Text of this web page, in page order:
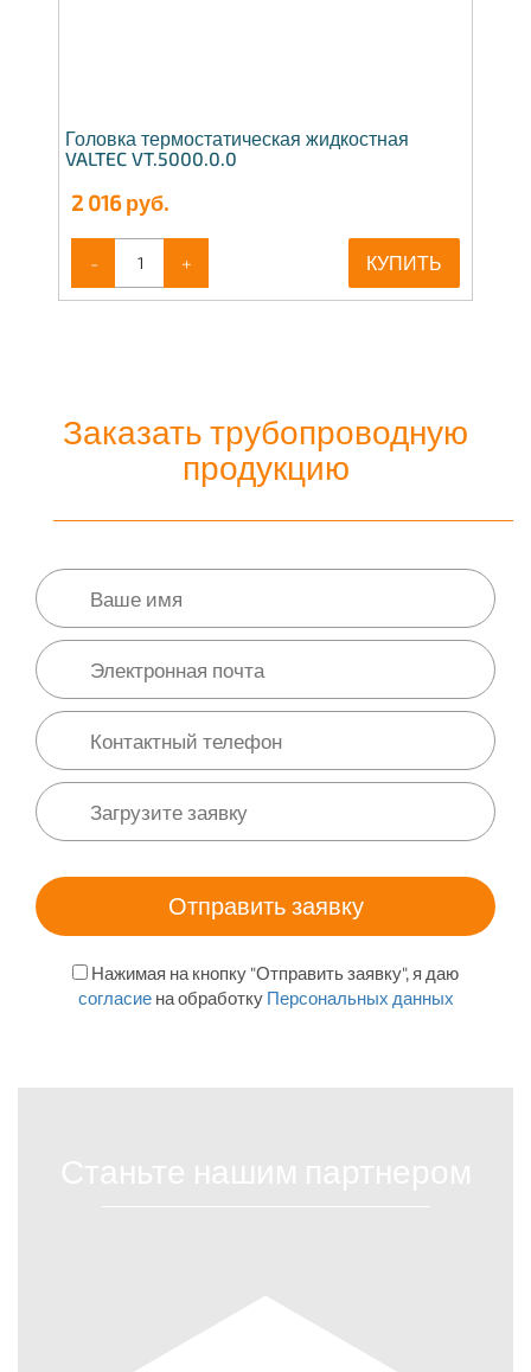
Головка термостатическая жидкостная
VALTEC VT.5000.0.0
2 016руб.
- + КУПИТЬ
Заказать трубопроводную
продукцию
Нажимая на кнопку "Отправить заявку", я даю
согласиена обработку Персональных данных